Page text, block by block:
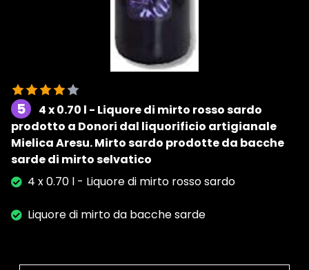
5
4 x 0.70 l - Liquore di mirto rosso sardo
prodotto a Donori dal liquorificio artigianale
Mielica Aresu. Mirto sardo prodotte da bacche
sarde di mirto selvatico
4 x 0.70 l - Liquore di mirto rosso sardo
Liquore di mirto da bacche sarde